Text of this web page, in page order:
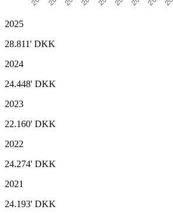
2025
28.811' DKK
2024
24.448' DKK
2023
22.160' DKK
2022
24.274' DKK
2021
24.193' DKK